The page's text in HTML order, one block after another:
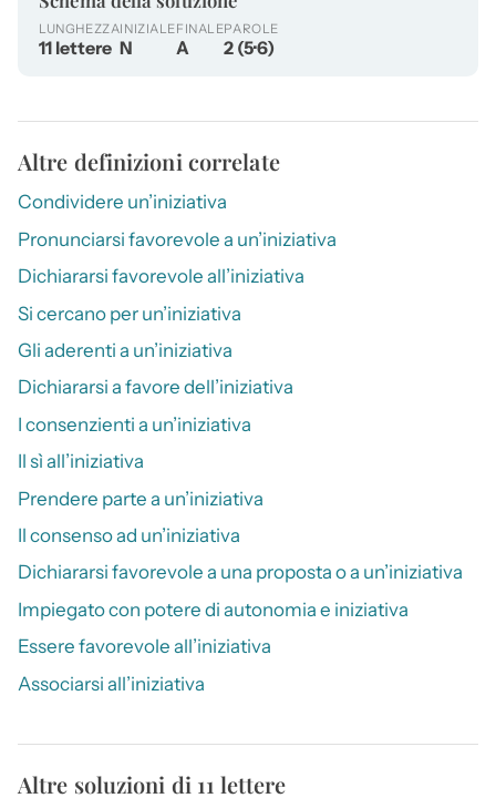
LUNGHEZZA
11 lettere
INIZIALE
N
FINALE
A
PAROLE
2 (5·6)
Altre definizioni correlate
Condividere un’iniziativa
Pronunciarsi favorevole a un’iniziativa
Dichiararsi favorevole all’iniziativa
Si cercano per un’iniziativa
Gli aderenti a un’iniziativa
Dichiararsi a favore dell’iniziativa
I consenzienti a un’iniziativa
Il sì all’iniziativa
Prendere parte a un’iniziativa
Il consenso ad un’iniziativa
Dichiararsi favorevole a una proposta o a un’iniziativa
Impiegato con potere di autonomia e iniziativa
Essere favorevole all’iniziativa
Associarsi all’iniziativa
Altre soluzioni di 11 lettere